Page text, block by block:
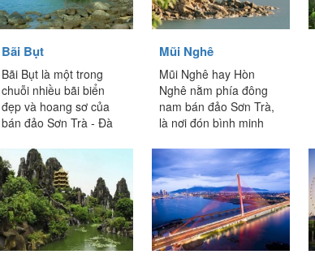
Bãi Bụt
Bãi Bụt là một trong
chuỗi nhiều bãi biển
đẹp và hoang sơ của
bán đảo Sơn Trà - Đà
von,...
Mũi Nghê
Mũi Nghê hay Hòn
Nghê nằm phía đông
nam bán đảo Sơn Trà,
là nơi đón bình minh
Nẵng. Theo...